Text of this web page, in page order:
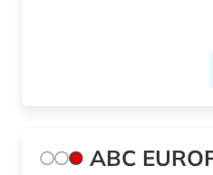
ABC